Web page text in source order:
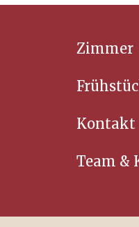
Zimmer
Kontakt
Team &